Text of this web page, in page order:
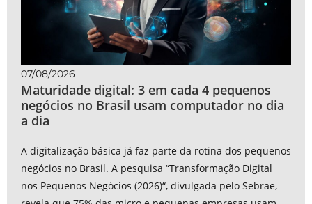
07/08/2026
Maturidade digital: 3 em cada 4 pequenos
negócios no Brasil usam computador no dia
a dia
A digitalização básica já faz parte da rotina dos pequenos
negócios no Brasil. A pesquisa “Transformação Digital
nos Pequenos Negócios (2026)“, divulgada pelo Sebrae,